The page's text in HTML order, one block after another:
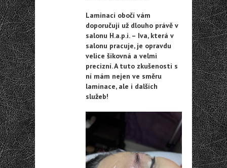
Laminaci obočí vám
doporučuji už dlouho právě v
salonu H.a.p.i. – Iva, která v
salonu pracuje, je opravdu
velice šikovná a velmi
precizní. A tuto zkušenosti s
ní mám nejen ve směru
laminace, ale i dalších
služeb!